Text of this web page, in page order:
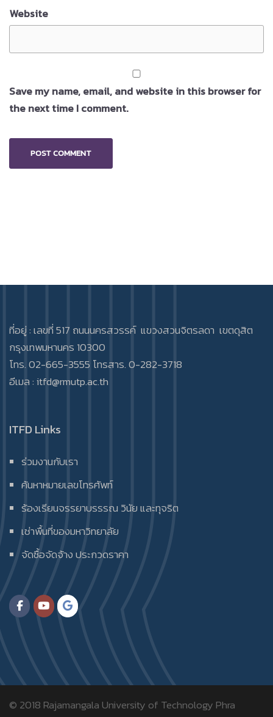
Website
Save my name, email, and website in this browser for
the next time I comment.
ที่อยู่ : เลขที่ 517 ถนนนครสวรรค์ แขวงสวนจิตรลดา เขตดุสิต
กรุงเทพมหานคร 10300
โทร. 02-665-3555 โทรสาร. 0-282-3718
อีเมล :itfd@rmutp.ac.th
ITFD Links
ร่วมงานกับเรา
ค้นหาหมายเลขโทรศัพท์
ร้องเรียนจรรยาบรรรณ วินัย และทุจริต
เช่าพื้นที่ของมหาวิทยาลัย
จัดซื้อจัดจ้าง ประกวดราคา
© 2018 Rajamangala University of Technology Phra